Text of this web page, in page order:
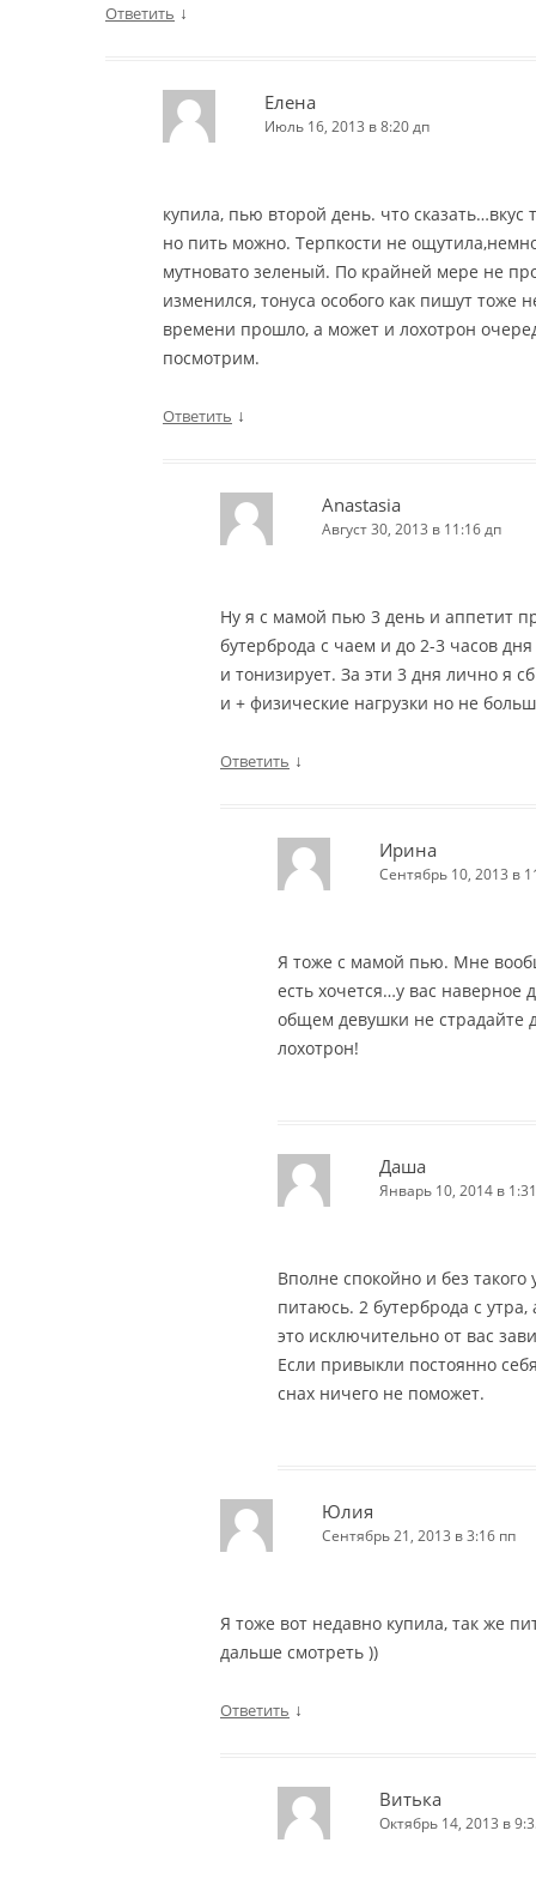
Ответить ↓
Елена
Июль 16, 2013 в 8:20 дп
купила, пью второй день. что сказать…вкус
но пить можно. Терпкости не
мутновато зеленый. По крайней мере не
изменился, тонуса особого как пишут
времени прошло, а может и лохотрон
посмотрим.
Ответить ↓
Anastasia
Август 30, 2013 в 11:16 дп
Ну я с мамой пью 3 день и аппетит
бутерброда с чаем и до 2-3 часов
и тонизирует. За эти 3 дня лично я
и + физические нагрузки но не
Ответить ↓
Ирина
Сентябрь 10, 2013 в
Я тоже с мамой пью. Мне
есть хочется…у вас наверное
общем девушки не страдайте
лохотрон!
Даша
Январь 10, 2014 в
Вполне спокойно и без
питаюсь. 2 бутерброда с
это исключительно от вас
Если привыкли постоянно
снах ничего не поможет.
Юлия
Сентябрь 21, 2013 в 3:16 пп
Я тоже вот недавно купила, так же
дальше смотреть ))
Ответить ↓
Витька
Октябрь 14, 2013 в